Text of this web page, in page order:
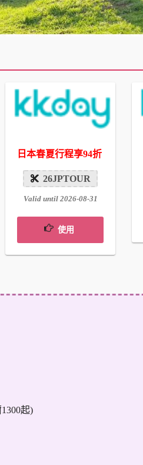
日本春夏行程享94折
26JPTOUR
Valid until 2026-08-31
使用
起)